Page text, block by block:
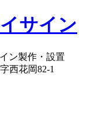
サイン
ン製作・設置
西花岡82-1